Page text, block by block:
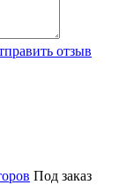
отзыв
Под заказ